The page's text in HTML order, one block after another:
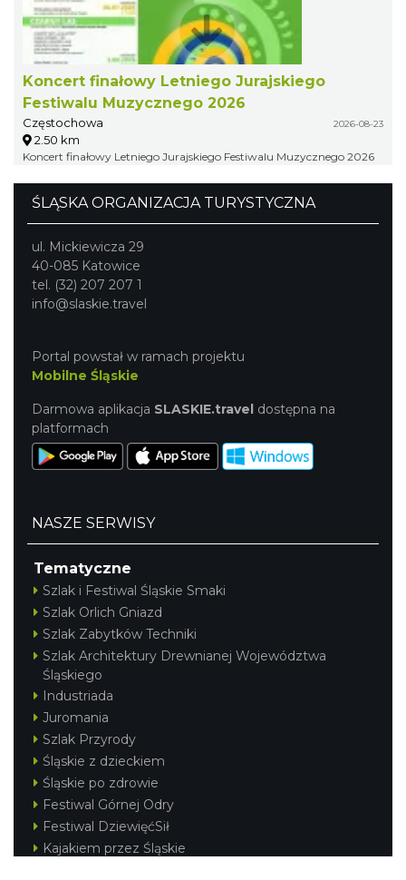
Koncert finałowy Letniego Jurajskiego
Festiwalu Muzycznego 2026
Częstochowa 2026-08-23
2.50 km
Koncert finałowy Letniego Jurajskiego Festiwalu Muzycznego 2026
ŚLĄSKA ORGANIZACJA TURYSTYCZNA
ul. Mickiewicza 29
40-085 Katowice
tel. (32) 207 207 1
info@slaskie.travel
Portal powstał w ramach projektu
Mobilne Śląskie
Darmowa aplikacja SLASKIE.travel dostępna na
platformach
NASZE SERWISY
Tematyczne
Szlak i Festiwal Śląskie Smaki
Szlak Orlich Gniazd
Szlak Zabytków Techniki
Szlak Architektury Drewnianej Województwa
Śląskiego
Industriada
Juromania
Szlak Przyrody
Śląskie z dzieckiem
Śląskie po zdrowie
Festiwal Górnej Odry
Festiwal DziewięćSił
Kajakiem przez Śląskie